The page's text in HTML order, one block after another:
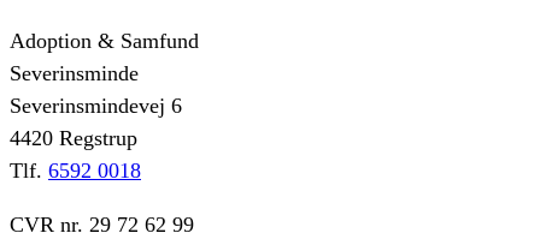
Adoption & Samfund
Severinsminde
Severinsmindevej 6
4420 Regstrup
Tlf. 6592 0018
CVR nr. 29 72 62 99